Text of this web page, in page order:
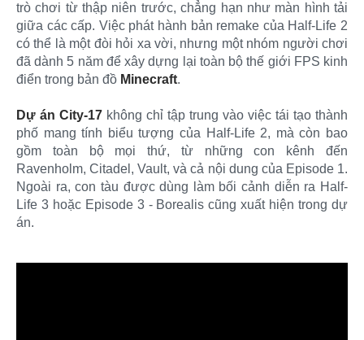
trò chơi từ thập niên trước, chẳng hạn như màn hình tải
giữa các cấp. Việc phát hành bản remake của Half-Life 2
có thể là một đòi hỏi xa vời, nhưng một nhóm người chơi
đã dành 5 năm để xây dựng lại toàn bộ thế giới FPS kinh
điển trong bản đồ Minecraft.
Dự án City-17 không chỉ tập trung vào việc tái tạo thành
phố mang tính biểu tượng của Half-Life 2, mà còn bao
gồm toàn bộ mọi thứ, từ những con kênh đến
Ravenholm, Citadel, Vault, và cả nội dung của Episode 1.
Ngoài ra, con tàu được dùng làm bối cảnh diễn ra Half-
Life 3 hoặc Episode 3 - Borealis cũng xuất hiện trong dự
án.